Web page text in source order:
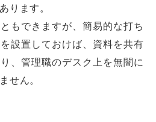
ります。
もできますが、簡易的な打ち
設置しておけば、資料を共有
、管理職のデスク上を無闇に
せん。